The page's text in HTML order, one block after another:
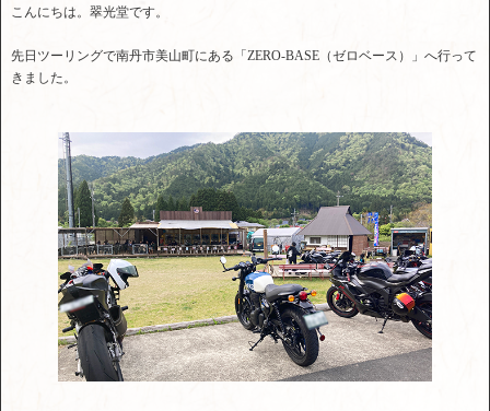
こんにちは。翠光堂です。
先日ツーリングで南丹市美山町にある「ZERO-BASE（ゼロベース）」へ行って
きました。